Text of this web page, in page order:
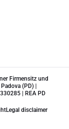
Firmensitz und
(PD) |
| REA PD
Legal disclaimer